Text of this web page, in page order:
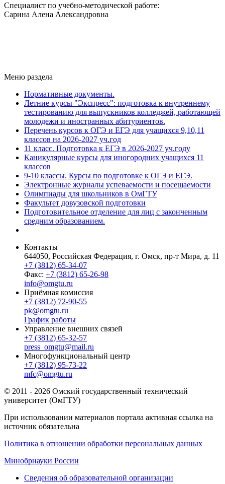
Специалист по учебно-методической работе:
Сарина Алена Александровна
Меню раздела
Нормативные документы.
Летние курсы "Экспресс": подготовка к внутреннему
тестированию для выпускников колледжей, работающей
молодежи и иностранных абитуриентов.
Перечень курсов к ОГЭ и ЕГЭ для учащихся 9,10,11
классов на 2026-2027 уч.год
11 класс. Подготовка к ЕГЭ в 2026-2027 уч.году
Каникулярные курсы для иногородних учащихся 11
классов
9-10 классы. Курсы по подготовке к ОГЭ и ЕГЭ.
Электронные журналы успеваемости и посещаемости
Олимпиады для школьников в ОмГТУ
Факультет довузовской подготовки
Подготовительное отделение для лиц с законченным
средним образованием.
Контакты
644050, Российская Федерация, г. Омск, пр-т Мира, д. 11
+7 (3812) 65-34-07
Факс: +7 (3812) 65-26-98
info@omgtu.ru
Приёмная комиссия
+7 (3812) 72-90-55
pk@omgtu.ru
График работы
Управление внешних связей
+7 (3812) 65-32-57
press_omgtu@mail.ru
Многофункциональный центр
+7 (3812) 95-73-22
mfc@omgtu.ru
© 2011 - 2026 Омский государственный технический
университет (ОмГТУ)
При использовании материалов портала активная ссылка на
источник обязательна
Политика в отношении обработки персональных данных
Минобрнауки России
Сведения об образовательной организации